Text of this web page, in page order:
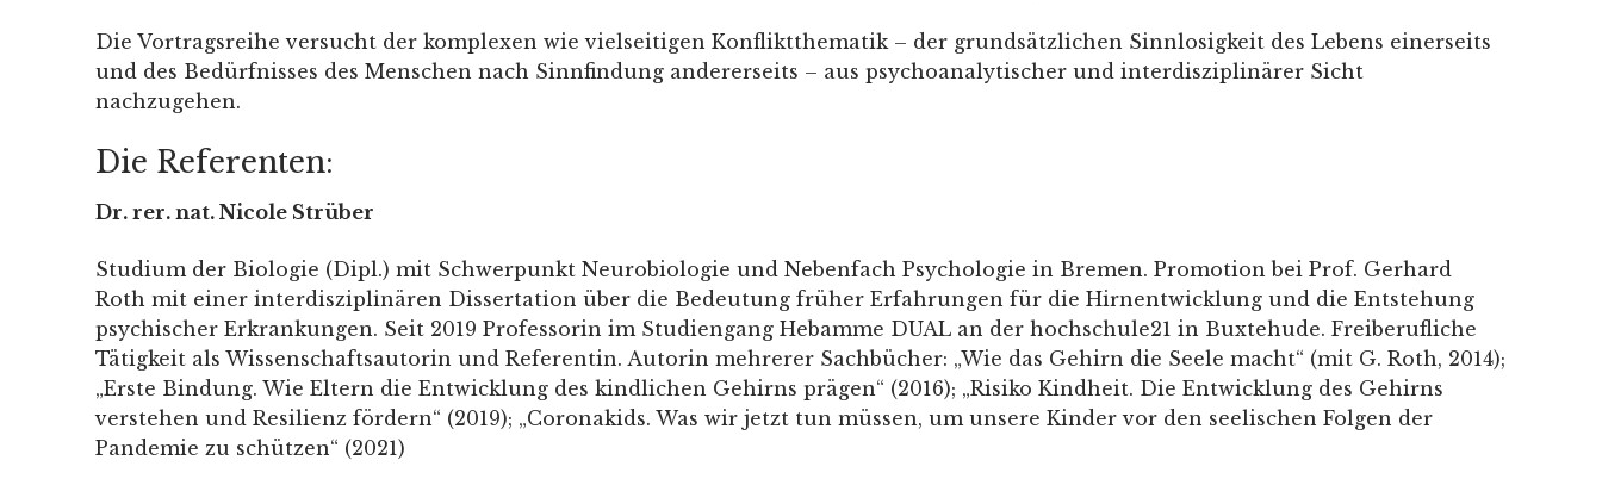
Die Vortragsreihe versucht der komplexen wie vielseitigen Konfliktthematik – der grundsätzlichen Sinnlosigkeit des Lebens einerseits
und des Bedürfnisses des Menschen nach Sinnfindung andererseits – aus psychoanalytischer und interdisziplinärer Sicht
nachzugehen.
Die Referenten:
Dr. rer. nat. Nicole Strüber
Studium der Biologie (Dipl.) mit Schwerpunkt Neurobiologie und Nebenfach Psychologie in Bremen. Promotion bei Prof. Gerhard
Roth mit einer interdisziplinären Dissertation über die Bedeutung früher Erfahrungen für die Hirnentwicklung und die Entstehung
psychischer Erkrankungen. Seit 2019 Professorin im Studiengang Hebamme DUAL an der hochschule21 in Buxtehude. Freiberufliche
Tätigkeit als Wissenschaftsautorin und Referentin. Autorin mehrerer Sachbücher: „Wie das Gehirn die Seele macht“ (mit G. Roth, 2014);
„Erste Bindung. Wie Eltern die Entwicklung des kindlichen Gehirns prägen“ (2016); „Risiko Kindheit. Die Entwicklung des Gehirns
verstehen und Resilienz fördern“ (2019); „Coronakids. Was wir jetzt tun müssen, um unsere Kinder vor den seelischen Folgen der
Pandemie zu schützen“ (2021)